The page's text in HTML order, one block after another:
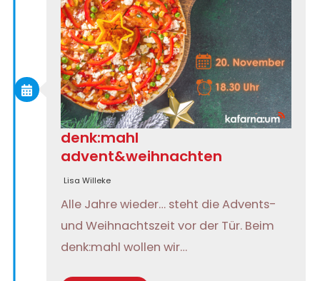
denk:mahl
advent&weihnachten
Lisa Willeke
Alle Jahre wieder… steht die Advents-
und Weihnachtszeit vor der Tür. Beim
denk:mahl wollen wir…